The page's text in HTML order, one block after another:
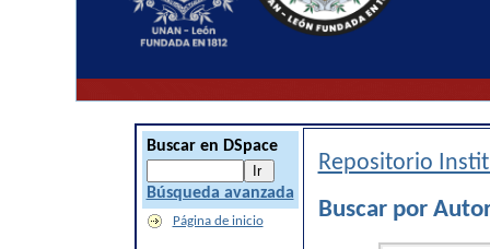
Buscar en DSpace
Búsqueda avanzada
Página de inicio
Repositorio
Buscar por